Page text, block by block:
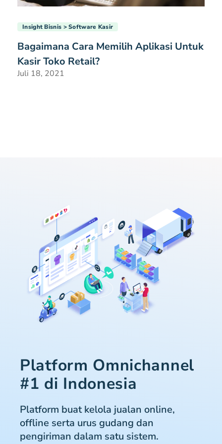
Insight Bisnis Software Kasir
Bagaimana Cara Memilih Aplikasi Untuk
Kasir Toko Retail?
Juli 18, 2021
Platform Omnichannel
#1 di Indonesia
Platform buat kelola jualan online,
offline serta urus gudang dan
pengiriman dalam satu sistem.